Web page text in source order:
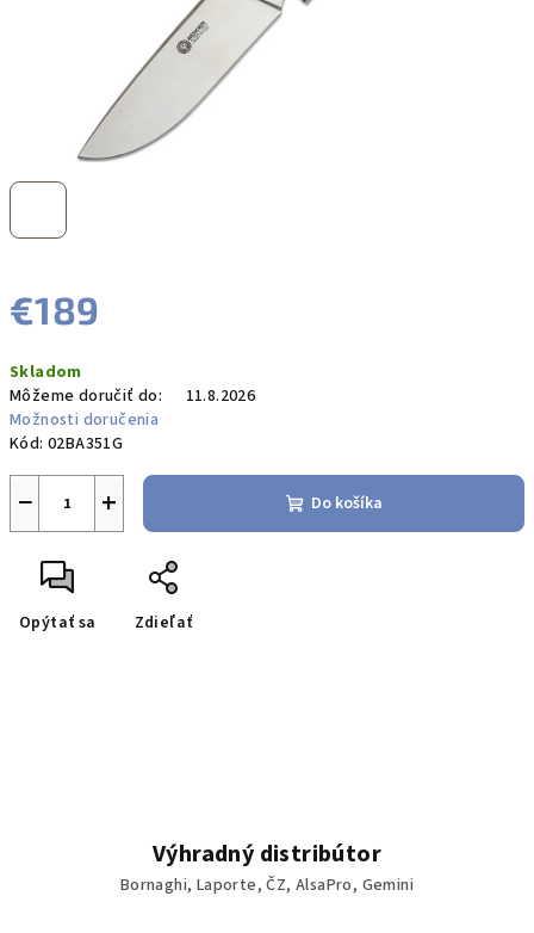
€189
cena:
Skladom
Môžeme doručiť do:
11.8.2026
Možnosti doručenia
Kód: 02BA351G
+
− Do košíka
Opýtať sa Zdieľať
Výhradný distribútor
Bornaghi, Laporte, ČZ, AlsaPro, Gemini